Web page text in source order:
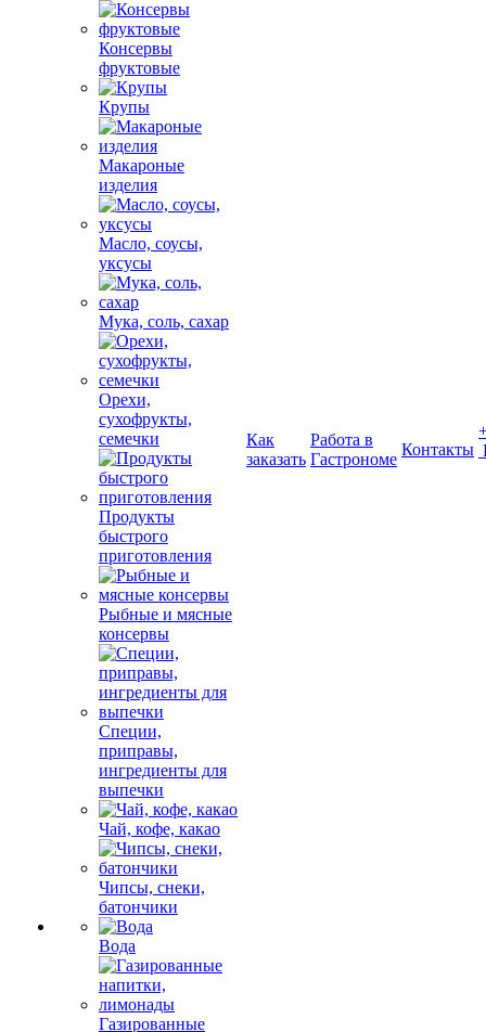
Консервы
фруктовые
Крупы
Макароные
изделия
Масло, соусы,
уксусы
Мука, соль, сахар
Орехи,
сухофрукты,
семечки
Продукты
быстрого
приготовления
Рыбные и мясные
консервы
Специи,
приправы,
ингредиенты для
выпечки
Чай, кофе, какао
Чипсы, снеки,
батончики
Вода
Газированные
Как
заказать
Работа в
Гастрономе
Контакты